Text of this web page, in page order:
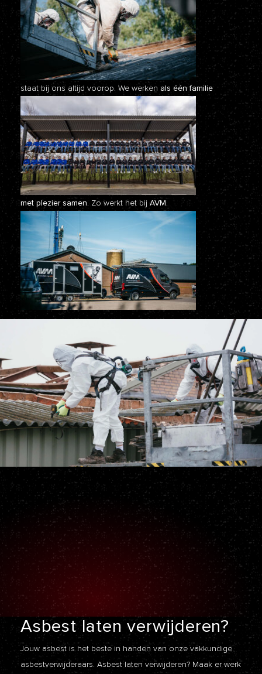
staat bij ons altijd voorop. We werken als één familie
met plezier samen. Zo werkt het bij AVM.
Asbest latenverwijderen?
Jouw asbest is het beste in handen van onze vakkundige
asbestverwijderaars. Asbest laten verwijderen? Maak er werk